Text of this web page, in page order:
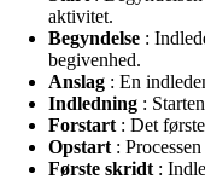
aktivitet.
Begyndelse :
begivenhed.
Anslag : En
Indledning :
Forstart : Det
Opstart :
Første skridt :